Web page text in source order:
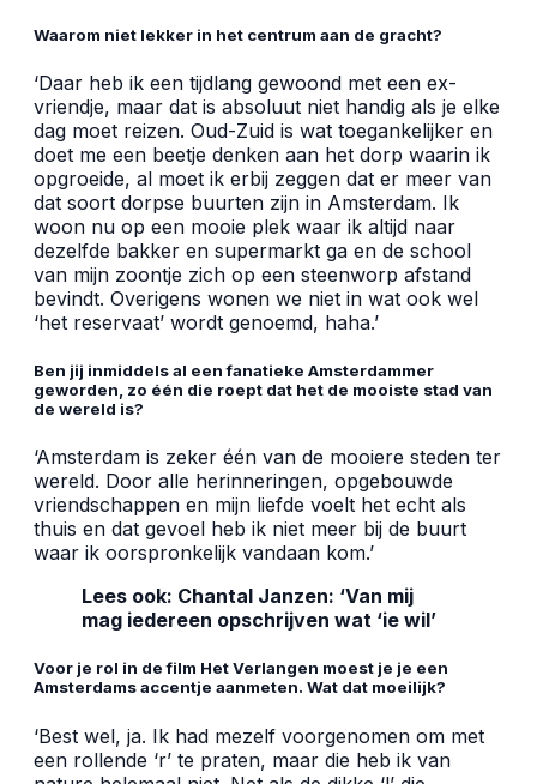
Waarom niet lekker in het centrum aan de gracht?
‘Daar heb ik een tijdlang gewoond met een ex-
vriendje, maar dat is absoluut niet handig als je elke
dag moet reizen. Oud-Zuid is wat toegankelijker en
doet me een beetje denken aan het dorp waarin ik
opgroeide, al moet ik erbij zeggen dat er meer van
dat soort dorpse buurten zijn in Amsterdam. Ik
woon nu op een mooie plek waar ik altijd naar
dezelfde bakker en supermarkt ga en de school
van mijn zoontje zich op een steenworp afstand
bevindt. Overigens wonen we niet in wat ook wel
‘het reservaat’ wordt genoemd, haha.’
Ben jij inmiddels al een fanatieke Amsterdammer
geworden, zo één die roept dat het de mooiste stad van
de wereld is?
‘Amsterdam is zeker één van de mooiere steden ter
wereld. Door alle herinneringen, opgebouwde
vriendschappen en mijn liefde voelt het echt als
thuis en dat gevoel heb ik niet meer bij de buurt
waar ik oorspronkelijk vandaan kom.’
Lees ook: Chantal Janzen: ‘Van mij
mag iedereen opschrijven wat ‘ie wil’
Voor je rol in de film Het Verlangen moest je je een
Amsterdams accentje aanmeten. Wat dat moeilijk?
‘Best wel, ja. Ik had mezelf voorgenomen om met
een rollende ‘r’ te praten, maar die heb ik van